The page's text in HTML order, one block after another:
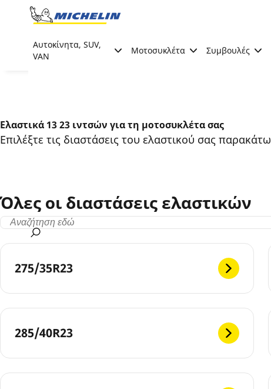
Go to page content
Αυτοκίνητα, SUV,
VAN
Μοτοσυκλέτα Συμβουλές
Ελαστικά 13 23 ιντσών για τη μοτοσυκλέτα σας
Επιλέξτε τις διαστάσεις του ελαστικού σας παρακάτω
Όλες οι διαστάσεις ελαστικών
275/35R23
285/40R23